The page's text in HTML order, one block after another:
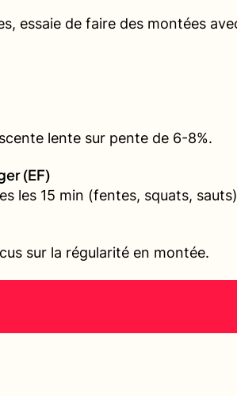
essaie de faire des montées
lente sur pente de 6-8%.
(EF)
les 15 min (fentes, squats,
sur la régularité en montée.